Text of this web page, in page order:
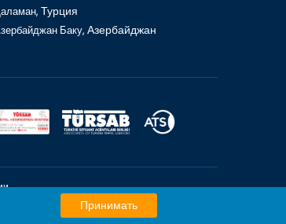
Турция
Баку, Азербайджан
Принимать